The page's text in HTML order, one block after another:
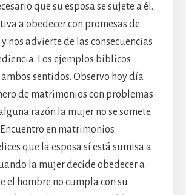
que su esposa se sujete a él.
a obedecer con promesas de
nos advierte de las consecuencias
Los ejemplos bíblicos
sentidos. Observo hoy día
de matrimonios con problemas
razón la mujer no se somete
Encuentro en matrimonios
que la esposa sí está sumisa a
la mujer decide obedecer a
el hombre no cumpla con su